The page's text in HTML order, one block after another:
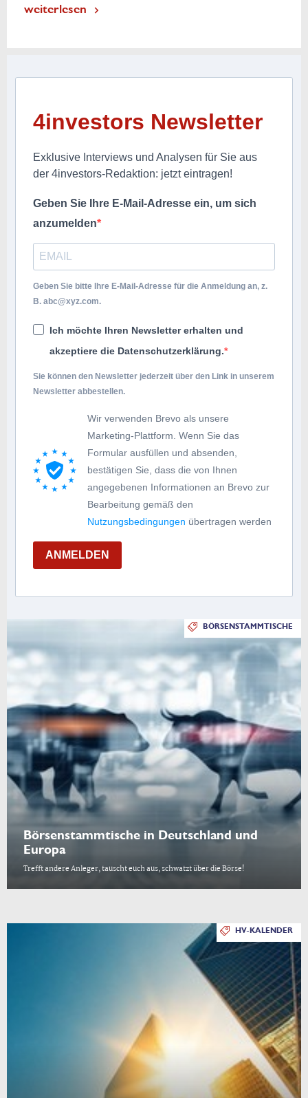
weiterlesen
4investors Newsletter
Exklusive Interviews und Analysen für Sie aus
der 4investors-Redaktion: jetzt eintragen!
Geben Sie Ihre E-Mail-Adresse ein, um sich
anzumelden
Geben Sie bitte Ihre E-Mail-Adresse für die Anmeldung an, z.
B. abc@xyz.com.
Ich möchte Ihren Newsletter erhalten und
akzeptiere die Datenschutzerklärung.
Sie können den Newsletter jederzeit über den Link in unserem
Newsletter abbestellen.
Wir verwenden Brevo als unsere
Marketing-Plattform. Wenn Sie das
Formular ausfüllen und absenden,
bestätigen Sie, dass die von Ihnen
angegebenen Informationen an Brevo zur
Bearbeitung gemäß den
Nutzungsbedingungen übertragen werden
ANMELDEN
BÖRSENSTAMMTISCHE
Börsenstammtische in Deutschland und
Europa
Trefft andere Anleger, tauscht euch aus, schwatzt über die Börse!
HV-KALENDER